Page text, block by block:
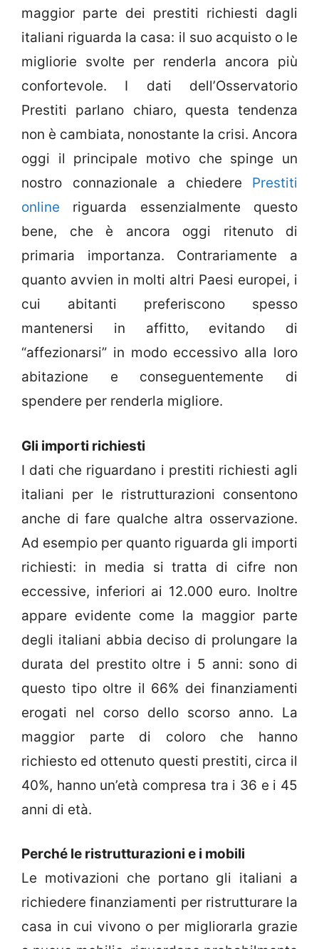
maggior parte dei prestiti richiesti dagli
italiani riguarda la casa: il suo acquisto o le
migliorie svolte per renderla ancora più
confortevole. I dati dell’Osservatorio
Prestiti parlano chiaro, questa tendenza
non è cambiata, nonostante la crisi. Ancora
oggi il principale motivo che spinge un
nostro connazionale a chiedere Prestiti
online riguarda essenzialmente questo
bene, che è ancora oggi ritenuto di
primaria importanza. Contrariamente a
quanto avvien in molti altri Paesi europei, i
cui abitanti preferiscono spesso
mantenersi in affitto, evitando di
“affezionarsi” in modo eccessivo alla loro
abitazione e conseguentemente di
spendere per renderla migliore.
Gli importi richiesti
I dati che riguardano i prestiti richiesti agli
italiani per le ristrutturazioni consentono
anche di fare qualche altra osservazione.
Ad esempio per quanto riguarda gli importi
richiesti: in media si tratta di cifre non
eccessive, inferiori ai 12.000 euro. Inoltre
appare evidente come la maggior parte
degli italiani abbia deciso di prolungare la
durata del prestito oltre i 5 anni: sono di
questo tipo oltre il 66% dei finanziamenti
erogati nel corso dello scorso anno. La
maggior parte di coloro che hanno
richiesto ed ottenuto questi prestiti, circa il
40%, hanno un’età compresa tra i 36 e i 45
anni di età.
Perché le ristrutturazioni e i mobili
Le motivazioni che portano gli italiani a
richiedere finanziamenti per ristrutturare la
casa in cui vivono o per migliorarla grazie